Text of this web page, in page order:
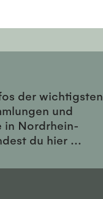
der wichtigsten
und
in Nordrhein-
du hier ...